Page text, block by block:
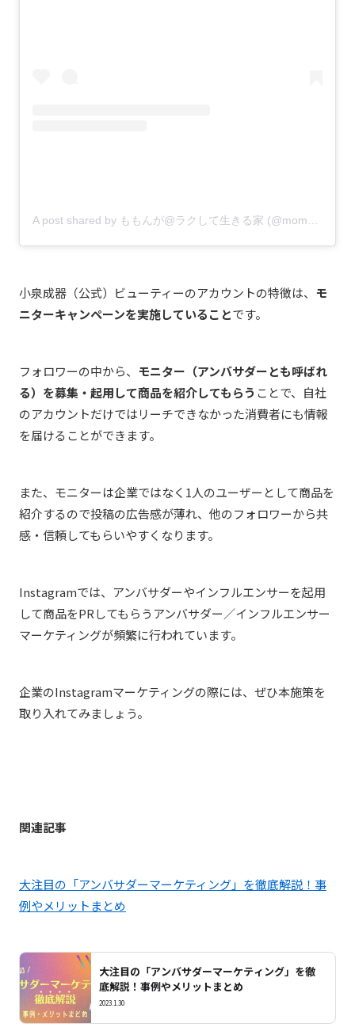
小泉成器（公式）ビューティーのアカウントの特徴は、 モ
ニターキャンペーンを実施していることです。
フォロワーの中から、 モニター（アンバサダーとも呼ばれ
る）を募集・起用して商品を紹介してもらう ことで、自社
のアカウントだけではリーチできなかった消費者にも情報
を届けることができます。
また、モニターは企業ではなく1人のユーザーとして商品を
紹介するので投稿の広告感が薄れ、他のフォロワーから共
感・信頼してもらいやすくなります。
Instagramでは、アンバサダーやインフルエンサーを起用
して商品をPRしてもらうアンバサダー／インフルエンサー
マーケティングが頻繁に行われています。
企業のInstagramマーケティングの際には、ぜひ本施策を
取り入れてみましょう。
関連記事
大注目の「アンバサダーマーケティング」を徹底解説！事
例やメリットまとめ
大注目の「アンバサダーマーケティング」を徹
底解説！事例やメリットまとめ
2023.1.30